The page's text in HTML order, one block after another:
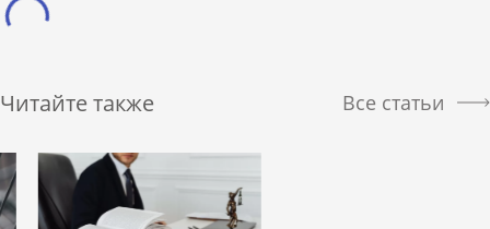
Читайте также Все статьи